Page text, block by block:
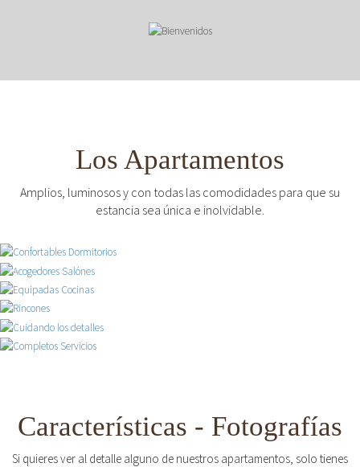
Los Apartamentos
Amplios, luminosos y con todas las comodidades para que su
estancia sea única e inolvidable.
Características - Fotografías
Si quieres ver al detalle alguno de nuestros apartamentos, solo tienes